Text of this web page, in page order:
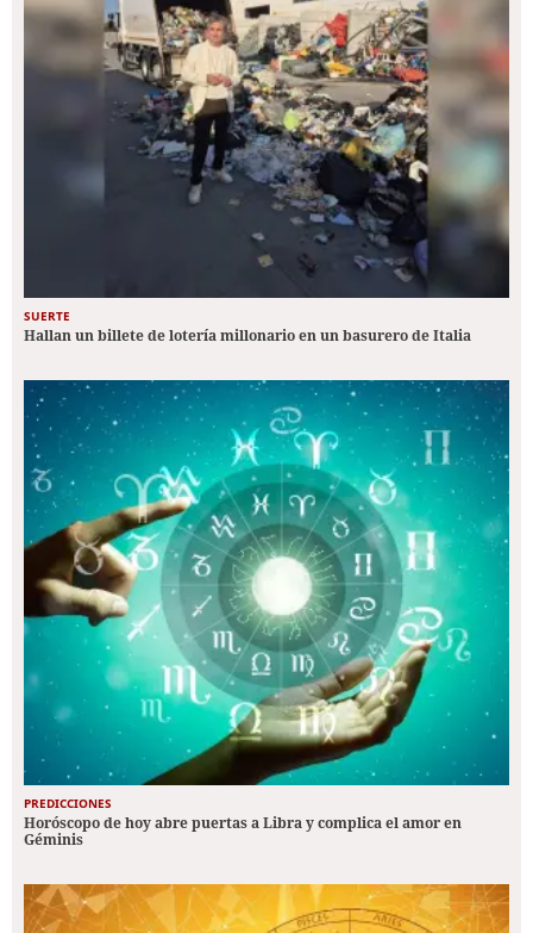
SUERTE
Hallan un billete de lotería millonario en un basurero de Italia
PREDICCIONES
Horóscopo de hoy abre puertas a Libra y complica el amor en
Géminis